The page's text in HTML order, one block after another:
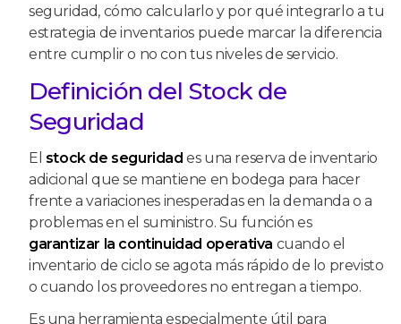
seguridad, cómo calcularlo y por qué integrarlo a tu
estrategia de inventarios puede marcar la diferencia
entre cumplir o no con tus niveles de servicio.
Definición del Stock de
Seguridad
El stock de seguridad es una reserva de inventario
adicional que se mantiene en bodega para hacer
frente a variaciones inesperadas en la demanda o a
problemas en el suministro. Su función es
garantizar la continuidad operativa cuando el
inventario de ciclo se agota más rápido de lo previsto
o cuando los proveedores no entregan a tiempo.
Es una herramienta especialmente útil para